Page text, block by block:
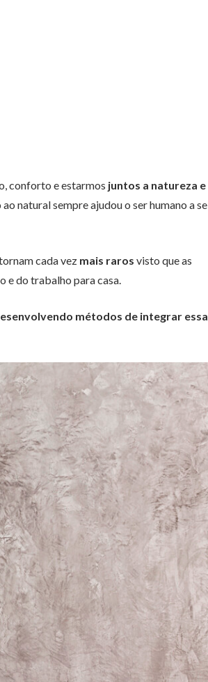
conforto e estarmos juntos a natureza e
natural sempre ajudou o ser humano a se
cada vezmais raros visto que as
e do trabalho para casa.
métodos de integrar essa